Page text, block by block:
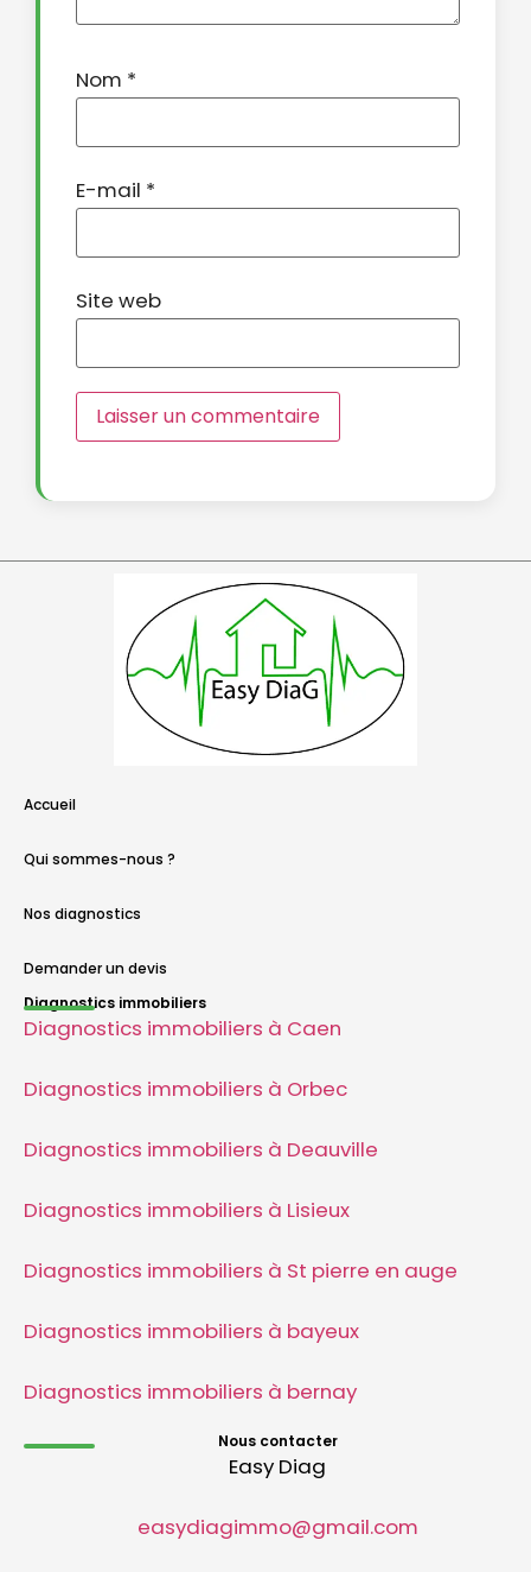
Nom *
E-mail *
Site web
Accueil
Qui sommes-nous ?
Nos diagnostics
Demander un devis
Diagnostics immobiliers
Diagnostics immobiliers à Caen
Diagnostics immobiliers à Orbec
Diagnostics immobiliers à Deauville
Diagnostics immobiliers à Lisieux
Diagnostics immobiliers à St pierre en auge
Diagnostics immobiliers à bayeux
Diagnostics immobiliers à bernay
Nous contacter
Easy Diag
easydiagimmo@gmail.com